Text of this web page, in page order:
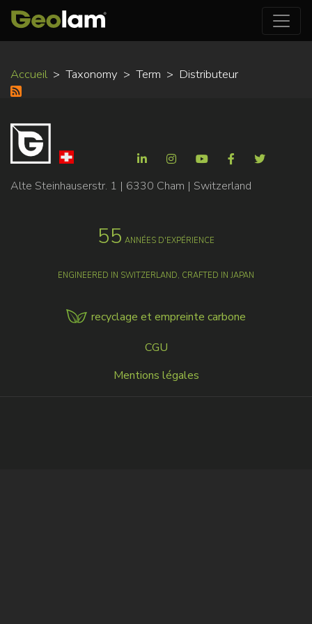
au
Accueil Taxonomy Term Distributeur
Alte Steinhauserstr. 1 | 6330 Cham | Switzerland
55 ANNÉES D'EXPÉRIENCE
ENGINEERED IN SWITZERLAND, CRAFTED IN JAPAN
recyclage et empreinte carbone
CGU
Mentions légales